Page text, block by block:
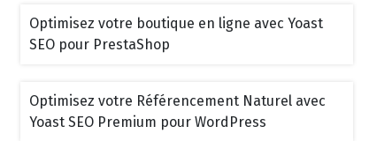
Optimisez votre boutique en ligne avec Yoast
SEO pour PrestaShop
Optimisez votre Référencement Naturel avec
Yoast SEO Premium pour WordPress